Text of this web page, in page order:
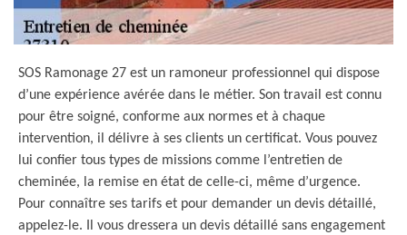
SOS Ramonage 27 est un ramoneur professionnel qui dispose
d’une expérience avérée dans le métier. Son travail est connu
pour être soigné, conforme aux normes et à chaque
intervention, il délivre à ses clients un certificat. Vous pouvez
lui confier tous types de missions comme l’entretien de
cheminée, la remise en état de celle-ci, même d’urgence.
Pour connaître ses tarifs et pour demander un devis détaillé,
appelez-le. Il vous dressera un devis détaillé sans engagement